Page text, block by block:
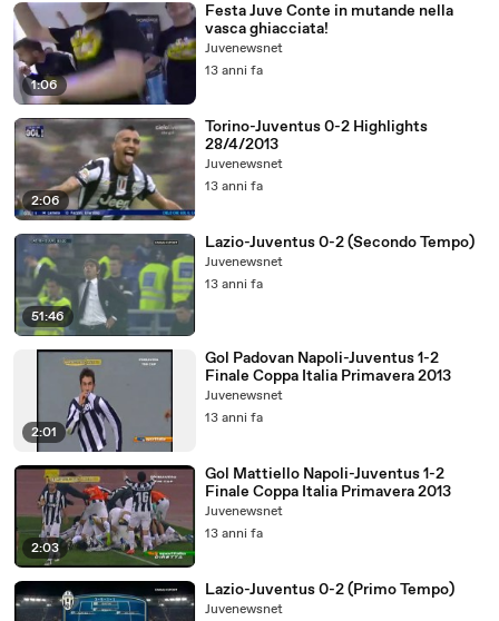
1:06
Festa Juve Conte in mutande nella
vasca ghiacciata!
Juvenewsnet
13 anni fa
2:06
Torino-Juventus 0-2 Highlights
28/4/2013
Juvenewsnet
13 anni fa
51:46
Lazio-Juventus 0-2 (Secondo Tempo)
Juvenewsnet
13 anni fa
2:01
Gol Padovan Napoli-Juventus 1-2
Finale Coppa Italia Primavera 2013
Juvenewsnet
13 anni fa
2:03
Gol Mattiello Napoli-Juventus 1-2
Finale Coppa Italia Primavera 2013
Juvenewsnet
13 anni fa
Lazio-Juventus 0-2 (Primo Tempo)
Juvenewsnet